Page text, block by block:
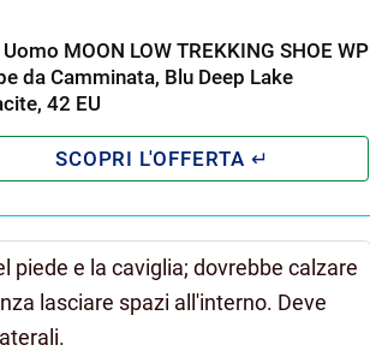
MOON LOW TREKKING SHOE WP
da Camminata, Blu Deep Lake
42 EU
piede e la caviglia; dovrebbe calzare
lasciare spazi all'interno. Deve